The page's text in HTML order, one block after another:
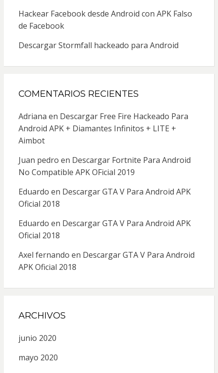
Hackear Facebook desde Android con APK Falso
de Facebook
Descargar Stormfall hackeado para Android
COMENTARIOS RECIENTES
Adriana en Descargar Free Fire Hackeado Para
Android APK + Diamantes Infinitos + LITE +
Aimbot
Juan pedro en Descargar Fortnite Para Android
No Compatible APK OFicial 2019
Eduardo en Descargar GTA V Para Android APK
Oficial 2018
Eduardo en Descargar GTA V Para Android APK
Oficial 2018
Axel fernando en Descargar GTA V Para Android
APK Oficial 2018
ARCHIVOS
junio 2020
mayo 2020